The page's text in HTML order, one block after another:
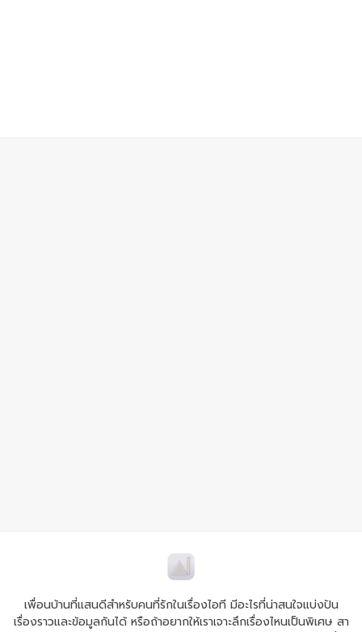
เพื่อนบ้านที่แสนดีสำหรับคนที่รักในเรื่องไอที มีอะไรที่น่าสนใจแบ่งปัน
เรื่องราวและข้อมูลกันได้ หรือถ้าอยากให้เราเจาะลึกเรื่องไหนเป็นพิเศษ สา